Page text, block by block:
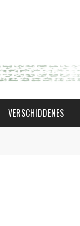
VERSCHIDDENES